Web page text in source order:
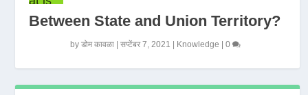
Between State and Union Territory?
byडोम कावळा |सप्टेंबर 7, 2021 Knowledge |0